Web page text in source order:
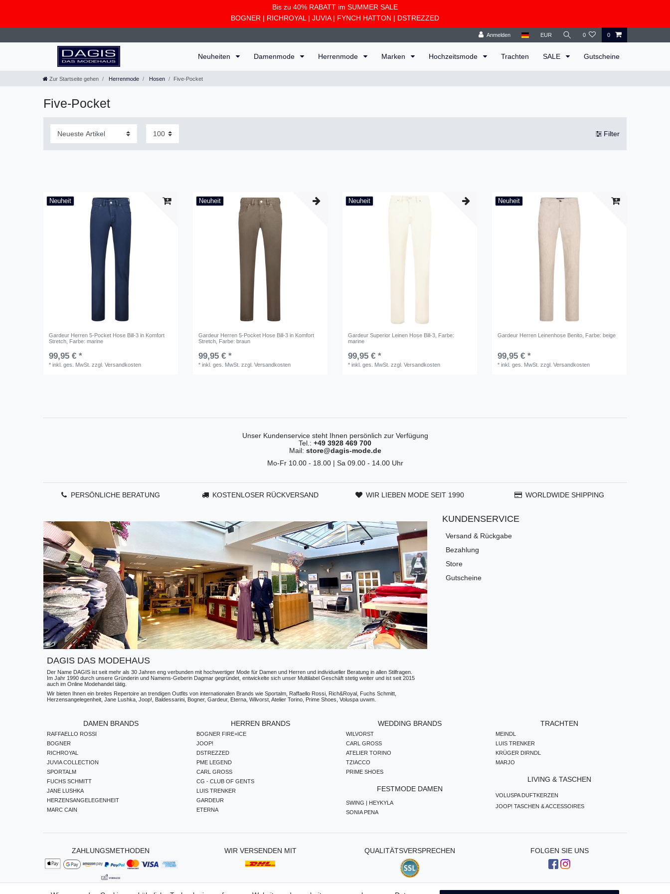
Bis zu 40% RABATT im SUMMER SALE
BOGNER | RICHROYAL | JUVIA| FYNCH HATTON | DSTREZZED
Anmelden EUR 0 0
Neuheiten Damenmode Herrenmode Marken Hochzeitsmode Trachten SALE Gutscheine
Zur Startseite gehen Herrenmode Hosen Five-Pocket
Five-Pocket
Filter
Neuheit
Gardeur Herren 5-Pocket Hose Bill-3 in Komfort
Stretch, Farbe: marine
99,95 € *
*inkl. ges. MwSt. zzgl.Versandkosten
Neuheit
Gardeur Herren 5-Pocket Hose Bill-3 in Komfort
Stretch, Farbe: braun
99,95 € *
*inkl. ges. MwSt. zzgl.Versandkosten
Neuheit
Gardeur Superior Leinen Hose Bill-3, Farbe:
marine
99,95 € *
*inkl. ges. MwSt. zzgl.Versandkosten
Neuheit
Gardeur Herren Leinenhose Benito, Farbe: beige
99,95 € *
*inkl. ges. MwSt. zzgl.Versandkosten
Unser Kundenservice steht Ihnen persönlich zur Verfügung
Tel.: +49 3928 469 700
Mail: store@dagis-mode.de
Mo-Fr 10.00 - 18.00 | Sa 09.00 - 14.00 Uhr
PERSÖNLICHE BERATUNG KOSTENLOSER RÜCKVERSAND WIR LIEBEN MODE SEIT 1990 WORLDWIDE SHIPPING
DAGIS DAS MODEHAUS
Der Name DAGIS ist seit mehr als 30 Jahren eng verbunden mit hochwertiger Mode für Damen und Herren und individueller Beratung in allen Stilfragen.
Im Jahr 1990 durch unsere Gründerin und Namens-Geberin Dagmar gegründet, entwickelte sich unser Multilabel Geschäft stetig weiter und ist seit 2015
auch im Online Modehandel tätig.
Wir bieten Ihnen ein breites Repertoire an trendigen Outfits von internationalen Brands wie Sportalm, Raffaello Rossi, Rich&Royal, Fuchs Schmitt,
Herzensangelegenheit, Jane Lushka, Joop!, Baldessarini, Bogner, Gardeur, Eterna, Wilvorst, Atelier Torino, Prime Shoes, Voluspa uvwm.
KUNDENSERVICE
Versand & Rückgabe
Bezahlung
Store
Gutscheine
DAMEN BRANDS
RAFFAELLO ROSSI
BOGNER
RICHROYAL
JUVIA COLLECTION
SPORTALM
FUCHS SCHMITT
JANE LUSHKA
HERZENSANGELEGENHEIT
MARC CAIN
HERREN BRANDS
BOGNER FIRE+ICE
JOOP!
DSTREZZED
PME LEGEND
CARL GROSS
CG - CLUB OF GENTS
LUIS TRENKER
GARDEUR
ETERNA
WEDDING BRANDS
WILVORST
CARL GROSS
ATELIER TORINO
TZIACCO
PRIME SHOES
FESTMODE DAMEN
SWING | HEYKYLA
SONIA PENA
TRACHTEN
MEINDL
LUIS TRENKER
KRÜGER DIRNDL
MARJO
LIVING & TASCHEN
VOLUSPA DUFTKERZEN
JOOP! TASCHEN & ACCESSOIRES
ZAHLUNGSMETHODEN WIR VERSENDEN MIT QUALITÄTSVERSPRECHEN FOLGEN SIE UNS